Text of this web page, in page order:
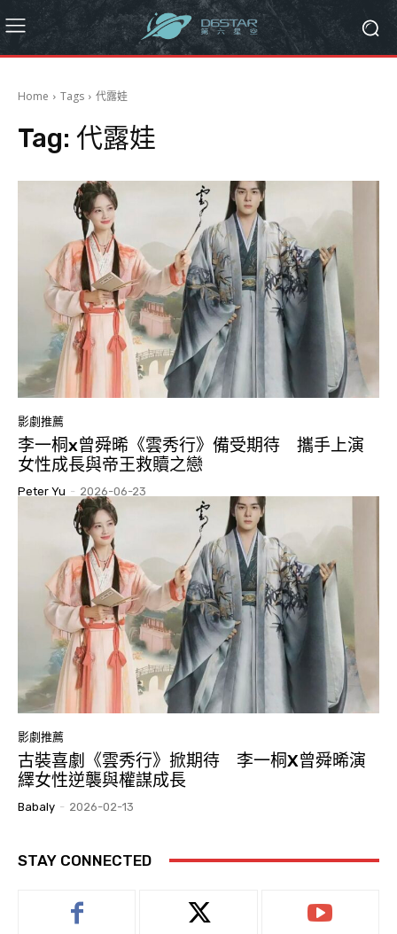
Home Tags 代露娃
Tag: 代露娃
影劇推薦
李一桐x曾舜晞《雲秀行》備受期待 攜手上演
女性成長與帝王救贖之戀
Peter Yu - 2026-06-23
影劇推薦
古裝喜劇《雲秀行》掀期待 李一桐X曾舜晞演
繹女性逆襲與權謀成長
Babaly - 2026-02-13
STAY CONNECTED